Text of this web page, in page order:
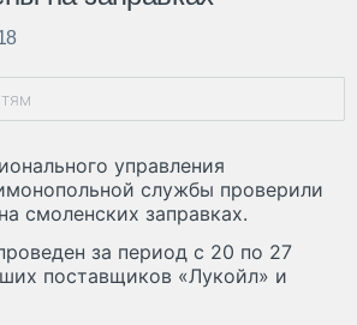
управления
службы проверили
смоленских заправках.
за период с 20 по 27
поставщиков «Лукойл» и